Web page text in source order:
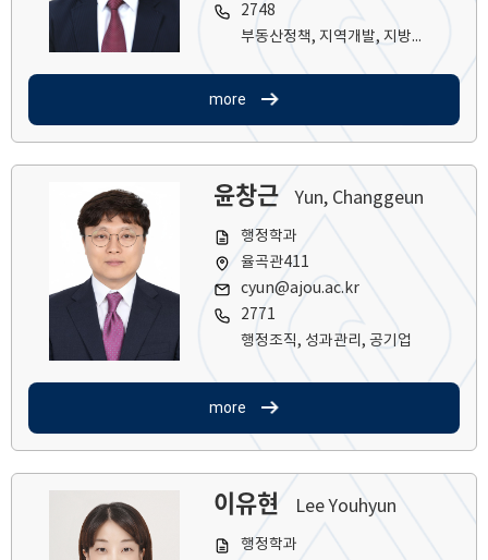
2748
부동산정책, 지역개발, 지방재정, 정부회계
more
윤창근 Yun, Changgeun
행정학과
율곡관411
cyun@ajou.ac.kr
2771
행정조직, 성과관리, 공기업
more
이유현 Lee Youhyun
행정학과